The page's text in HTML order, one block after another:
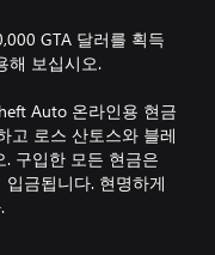
GTA 달러를 획득
해 보십시오.
Auto 온라인용 현금
고 로스 산토스와 블레
구입한 모든 현금은
금됩니다. 현명하게